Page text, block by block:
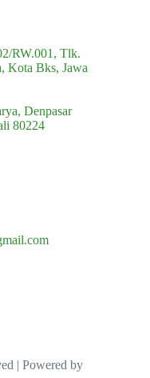
RW.001, Tlk.
Kota Bks, Jawa
Denpasar
80224
| Powered by